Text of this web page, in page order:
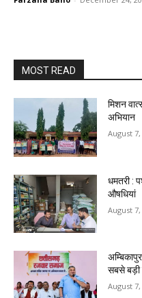
MOST READ
मिशन
अभियान
August 7,
धमतरी :
औषधियां
August 7,
सबसे बड़ी
August 7,